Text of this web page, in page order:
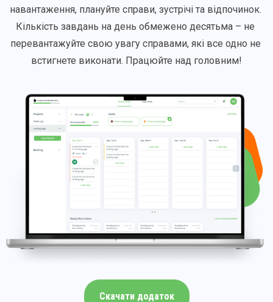
навантаження, плануйте справи, зустрічі та відпочинок.
Кількість завдань на день обмежено десятьма – не
перевантажуйте свою увагу справами, які все одно не
встигнете виконати. Працюйте над головним!
Скачати додаток